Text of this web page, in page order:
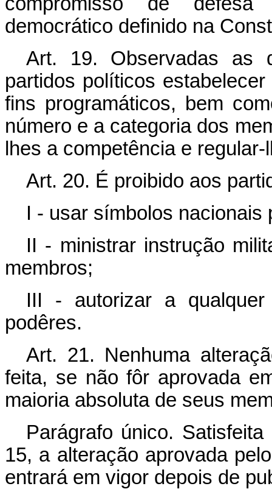
democrático definido na
Art. 19. Observadas as
partidos políticos
fins programáticos, bem
número e a categoria dos
lhes a competência e
Art. 20. É proibido aos
I - usar símbolos nacionais
II - ministrar instrução
membros;
III - autorizar a
podêres.
Art. 21. Nenhuma
feita, se não fôr aprovada
maioria absoluta de seus
Parágrafo único.
15, a alteração aprovada
entrará em vigor depois de